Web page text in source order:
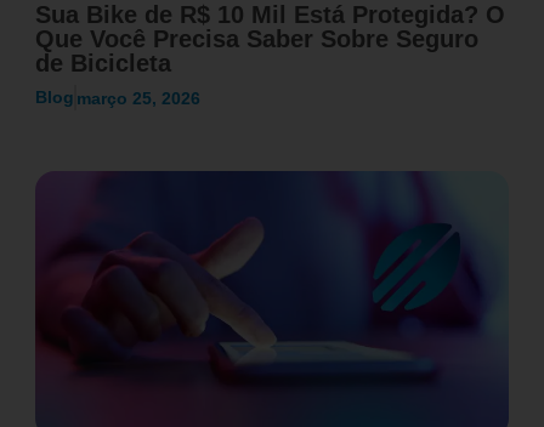
Sua Bike de R$ 10 Mil Está Protegida? O
Que Você Precisa Saber Sobre Seguro
de Bicicleta
Blog março 25, 2026